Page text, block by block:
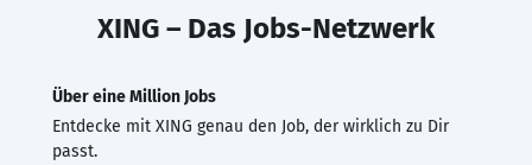
XING – Das Jobs-Netzwerk
Über eine Million Jobs
Entdecke mit XING genau den Job, der wirklich zu Dir
passt.